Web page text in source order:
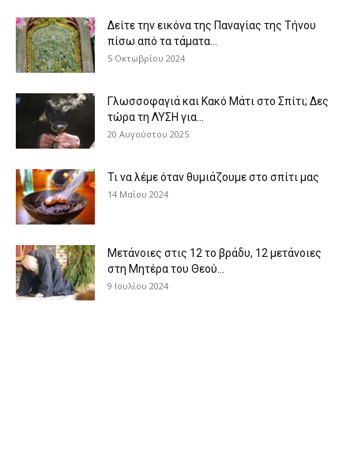
Δείτε την εικόνα της Παναγίας της Τήνου
πίσω από τα τάματα...
5 Οκτωβρίου 2024
Γλωσσοφαγιά και Κακό Μάτι στο Σπίτι; Δες
τώρα τη ΛΥΣΗ για...
20 Αυγούστου 2025
Τι να λέμε όταν θυμιάζουμε στο σπίτι μας
14 Μαΐου 2024
Μετάνοιες στις 12 το βράδυ, 12 μετάνοιες
στη Μητέρα του Θεού...
9 Ιουλίου 2024